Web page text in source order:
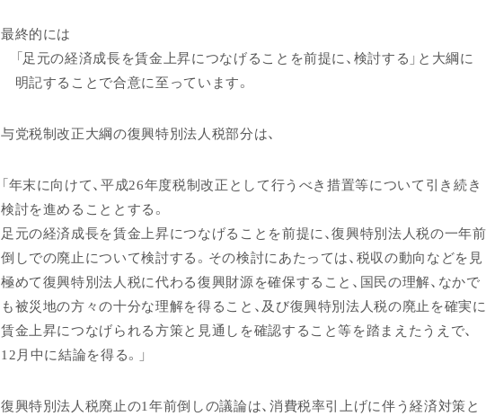
最終的には
「足元の経済成長を賃金上昇につなげることを前提に、検討する」と大綱に
明記することで合意に至っています。
与党税制改正大綱の復興特別法人税部分は、
「年末に向けて、平成26年度税制改正として行うべき措置等について引き続き
検討を進めることとする。
足元の経済成長を賃金上昇につなげることを前提に、復興特別法人税の一年前
倒しでの廃止について検討する。その検討にあたっては、税収の動向などを見
極めて復興特別法人税に代わる復興財源を確保すること、国民の理解、なかで
も被災地の方々の十分な理解を得ること、及び復興特別法人税の廃止を確実に
賃金上昇につなげられる方策と見通しを確認すること等を踏まえたうえで、
12月中に結論を得る。」
復興特別法人税廃止の1年前倒しの議論は、消費税率引上げに伴う経済対策と